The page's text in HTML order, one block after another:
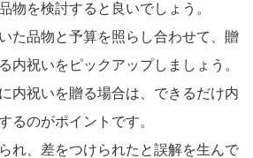
物を検討すると良いでしょう。
た品物と予算を照らし合わせて、贈
内祝いをピックアップしましょう。
内祝いを贈る場合は、できるだけ内
るのがポイントです。
れ、差をつけられたと誤解を生んで